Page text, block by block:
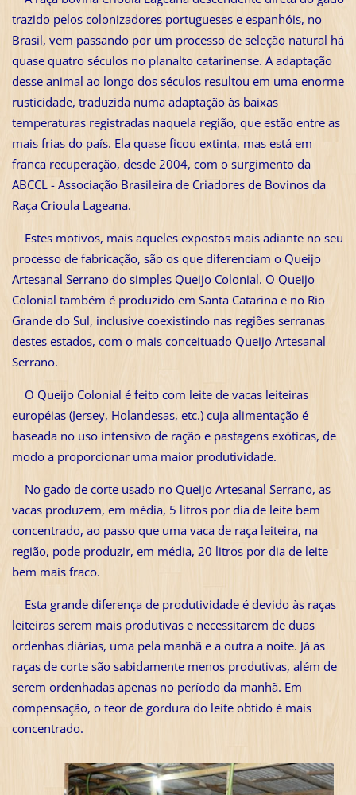
trazido pelos colonizadores portugueses e espanhóis, no
Brasil, vem passando por um processo de seleção natural há
quase quatro séculos no planalto catarinense. A adaptação
desse animal ao longo dos séculos resultou em uma enorme
rusticidade, traduzida numa adaptação às baixas
temperaturas registradas naquela região, que estão entre as
mais frias do país. Ela quase ficou extinta, mas está em
franca recuperação, desde 2004, com o surgimento da
ABCCL - Associação Brasileira de Criadores de Bovinos da
Raça Crioula Lageana.
Estes motivos, mais aqueles expostos mais adiante no seu
processo de fabricação, são os que diferenciam o Queijo
Artesanal Serrano do simples Queijo Colonial. O Queijo
Colonial também é produzido em Santa Catarina e no Rio
Grande do Sul, inclusive coexistindo nas regiões serranas
destes estados, com o mais conceituado Queijo Artesanal
Serrano.
O Queijo Colonial é feito com leite de vacas leiteiras
européias (Jersey, Holandesas, etc.) cuja alimentação é
baseada no uso intensivo de ração e pastagens exóticas, de
modo a proporcionar uma maior produtividade.
No gado de corte usado no Queijo Artesanal Serrano, as
vacas produzem, em média, 5 litros por dia de leite bem
concentrado, ao passo que uma vaca de raça leiteira, na
região, pode produzir, em média, 20 litros por dia de leite
bem mais fraco.
Esta grande diferença de produtividade é devido às raças
leiteiras serem mais produtivas e necessitarem de duas
ordenhas diárias, uma pela manhã e a outra a noite. Já as
raças de corte são sabidamente menos produtivas, além de
serem ordenhadas apenas no período da manhã. Em
compensação, o teor de gordura do leite obtido é mais
concentrado.